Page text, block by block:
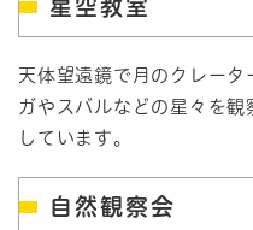
星空教室
天体望遠鏡で月のクレー
ガやスバルなどの星々を
しています。
自然観察会